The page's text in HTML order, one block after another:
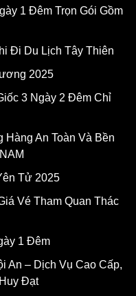
1 Đêm Trọn Gói Gồm
Đi Du Lịch Tây Thiên
2025
3 Ngày 2 Đêm Chỉ
Hàng An Toàn Và Bền
Tử 2025
Vé Tham Quan Thác
1 Đêm
An – Dịch Vụ Cao Cấp,
Đạt